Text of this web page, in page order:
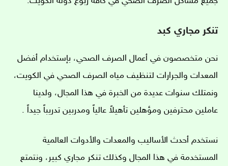
تنكر مجاري كبد
نحن متخصصون في أعمال الصرف الصحي، بإستخدام أفضل
المعدات والجرارات لتنظيف مياه الصرف الصحي في الكويت،
ونمتلك سنوات عديدة من الخبرة في هذا المجال، ولدينا
عاملين محترفين ومؤهلين تأهيلاً عالياً ومدربين تدريباً جيداً .
نستخدم أحدث الأساليب والمعدات والأدوات العالمية
المستخدمة في هذا المجال وكذلك تنكر مجاري كبير، ونتمتع